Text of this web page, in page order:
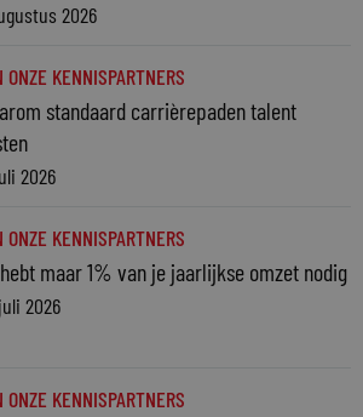
2026
ONZE KENNISPARTNERS
standaard carrièrepaden talent
2026
ONZE KENNISPARTNERS
maar 1% van je jaarlijkse omzet nodig
2026
ONZE KENNISPARTNERS